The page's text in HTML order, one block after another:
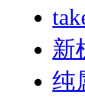
新
纯